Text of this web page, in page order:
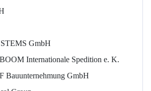
GmbH
Internationale Spedition e. K.
Bauunternehmung GmbH